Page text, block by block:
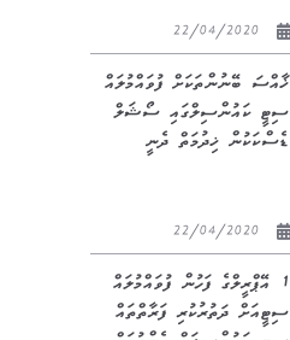
ޚާއްސަ ބޭނުންތަކަށް ފުވައްމުލައް
ސިޓީ ކައުންސިލްގައި ސޯޝަލް
ޑެސްކަކުން ޚިދުމަތް ދެނީ
1 އޭޕްރީލްގެ ފަހުން ފުވައްމުލައް
ސިޓީއަށް ދަތުރުކުރި ފަރާތްތައް